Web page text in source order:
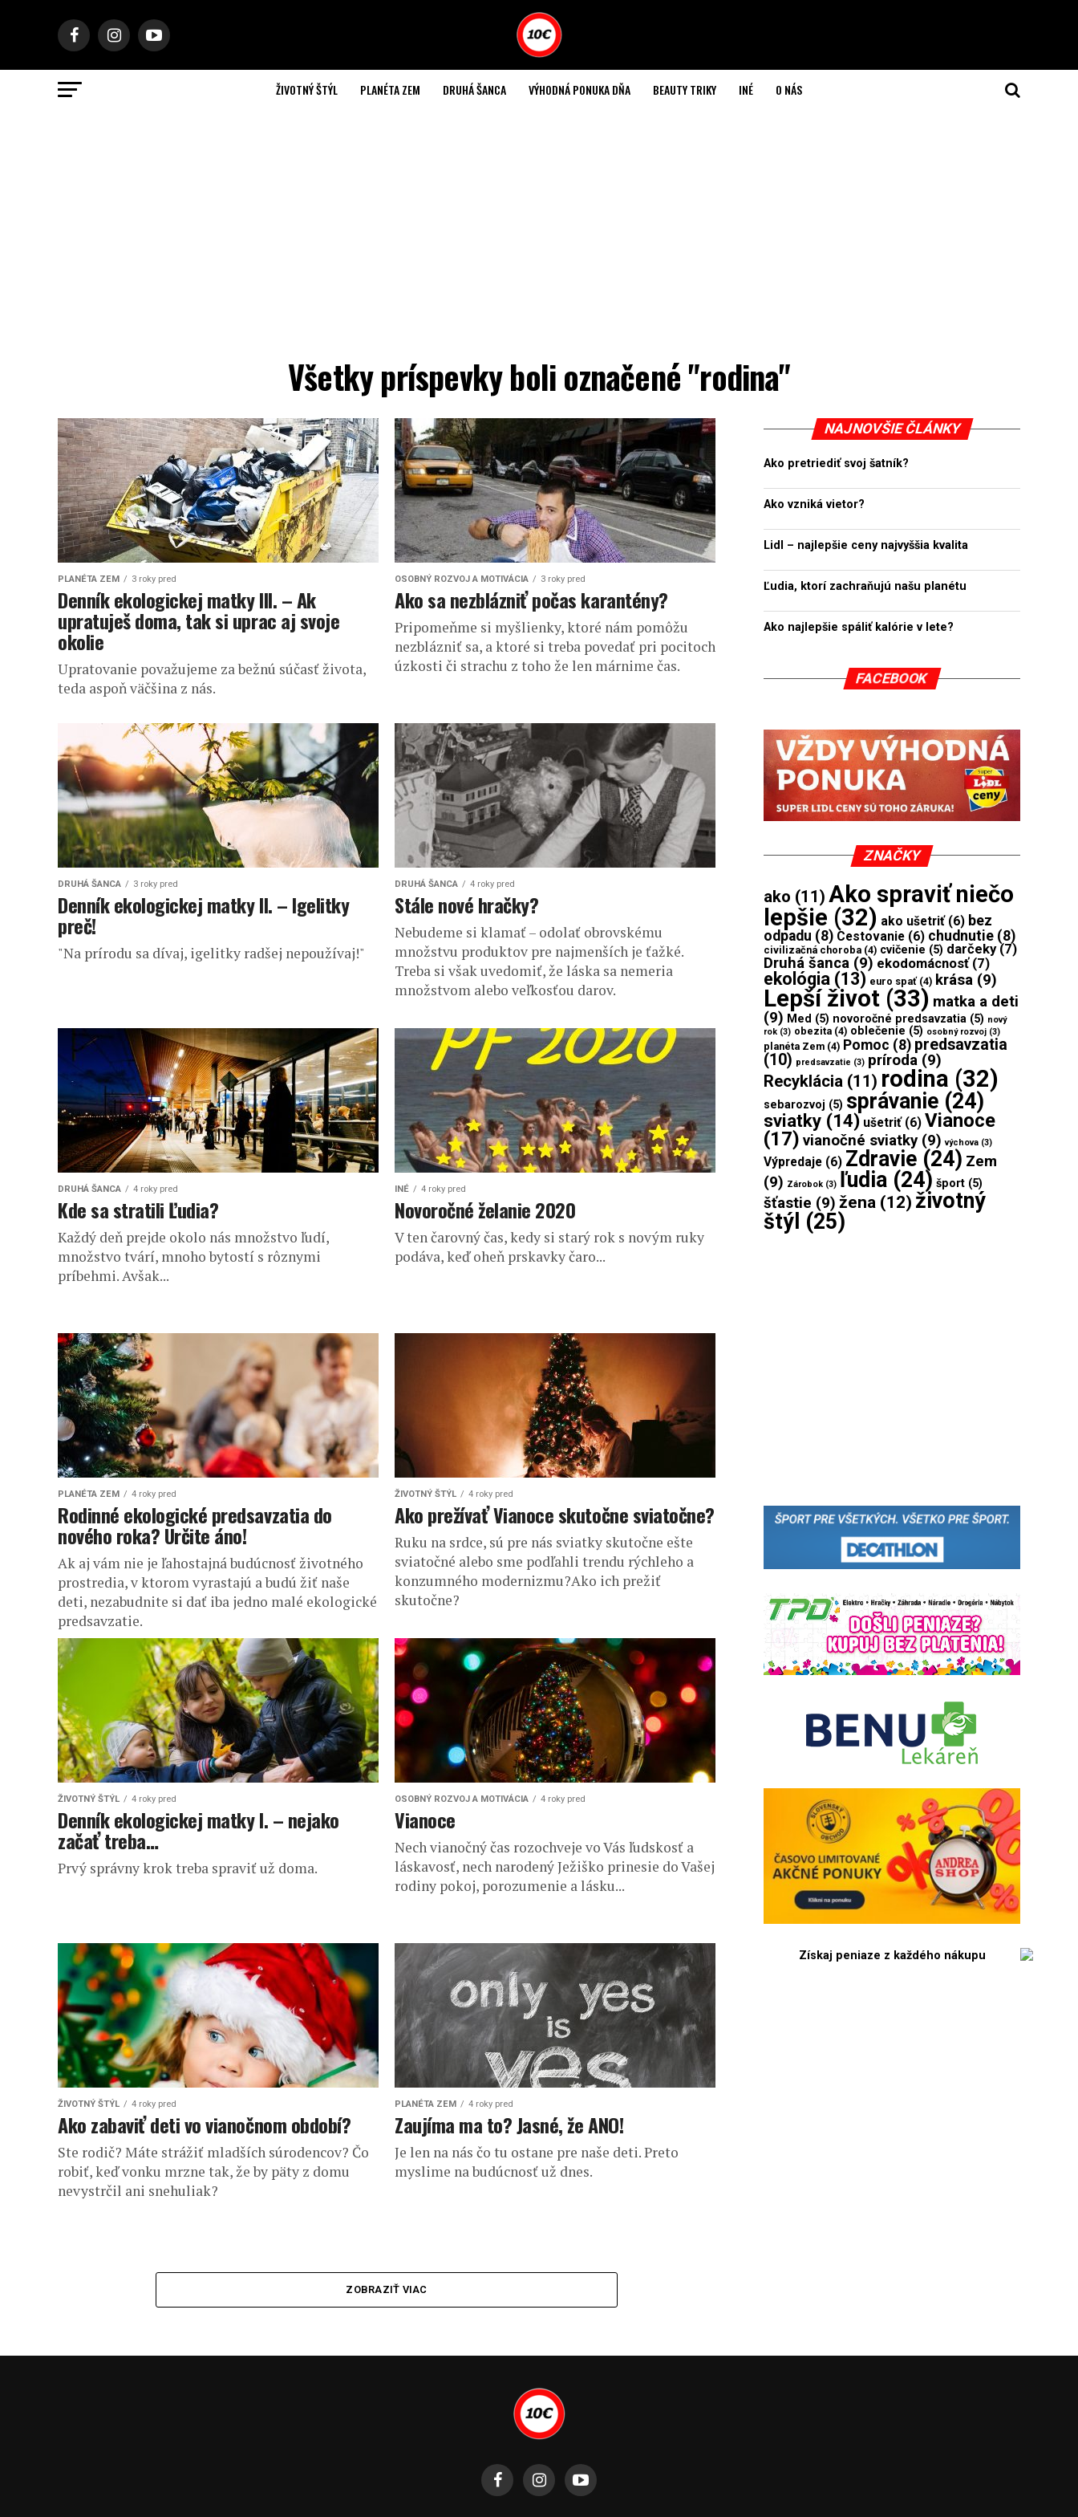
ŽIVOTNÝ ŠTÝL PLANÉTA ZEM DRUHÁ ŠANCA VÝHODNÁ PONUKA DŇA BEAUTY TRIKY INÉ O NÁS
Všetky príspevky boli označené "rodina"
PLANÉTA ZEM 3 roky pred
Denník ekologickej matky III. – Ak
upratuješ doma, tak si uprac aj svoje
okolie
Upratovanie považujeme za bežnú súčasť života,
teda aspoň väčšina z nás.
OSOBNÝ ROZVOJ A MOTIVÁCIA 3 roky pred
Ako sa nezblázniť počas karantény?
Pripomeňme si myšlienky, ktoré nám pomôžu
nezblázniť sa, a ktoré si treba povedať pri pocitoch
úzkosti či strachu z toho že len márnime čas.
DRUHÁ ŠANCA 3 roky pred
Denník ekologickej matky II. – Igelitky
preč!
"Na prírodu sa dívaj, igelitky radšej nepoužívaj!"
DRUHÁ ŠANCA 4 roky pred
Stále nové hračky?
Nebudeme si klamať – odolať obrovskému
množstvu produktov pre najmenších je ťažké.
Treba si však uvedomiť, že láska sa nemeria
množstvom alebo veľkosťou darov.
DRUHÁ ŠANCA 4 roky pred
Kde sa stratili Ľudia?
Každý deň prejde okolo nás množstvo ľudí,
množstvo tvárí, mnoho bytostí s rôznymi
príbehmi. Avšak...
INÉ 4 roky pred
Novoročné želanie 2020
V ten čarovný čas, kedy si starý rok s novým ruky
podáva, keď oheň prskavky čaro...
PLANÉTA ZEM 4 roky pred
Rodinné ekologické predsavzatia do
nového roka? Určite áno!
Ak aj vám nie je ľahostajná budúcnosť životného
prostredia, v ktorom vyrastajú a budú žiť naše
deti, nezabudnite si dať iba jedno malé ekologické
predsavzatie.
ŽIVOTNÝ ŠTÝL 4 roky pred
Ako prežívať Vianoce skutočne sviatočne?
Ruku na srdce, sú pre nás sviatky skutočne ešte
sviatočné alebo sme podľahli trendu rýchleho a
konzumného modernizmu?Ako ich prežiť
skutočne?
ŽIVOTNÝ ŠTÝL 4 roky pred
Denník ekologickej matky I. – nejako
začať treba…
Prvý správny krok treba spraviť už doma.
OSOBNÝ ROZVOJ A MOTIVÁCIA 4 roky pred
Vianoce
Nech vianočný čas rozochveje vo Vás ľudskosť a
láskavosť, nech narodený Ježiško prinesie do Vašej
rodiny pokoj, porozumenie a lásku...
ŽIVOTNÝ ŠTÝL 4 roky pred
Ako zabaviť deti vo vianočnom období?
Ste rodič? Máte strážiť mladších súrodencov? Čo
robiť, keď vonku mrzne tak, že by päty z domu
nevystrčil ani snehuliak?
PLANÉTA ZEM 4 roky pred
Zaujíma ma to? Jasné, že ANO!
Je len na nás čo tu ostane pre naše deti. Preto
myslime na budúcnosť už dnes.
ZOBRAZIŤ VIAC
NAJNOVŠIE ČLÁNKY
Ako pretriediť svoj šatník?
Ako vzniká vietor?
Lidl – najlepšie ceny najvyššia kvalita
Ľudia, ktorí zachraňujú našu planétu
Ako najlepšie spáliť kalórie v lete?
FACEBOOK
ZNAČKY
ako (11) Ako spraviť niečo
lepšie (32) ako ušetriť(6) bez
odpadu (8) Cestovanie (6) chudnutie (8)
civilizačná choroba (4) cvičenie (5) darčeky(7)
Druhá šanca (9) ekodomácnosť(7)
ekológia (13) euro spať(4) krása (9)
Lepší život (33) matka a deti
(9) Med (5) novoročné predsavzatia (5) nový
rok (3) obezita (4) oblečenie (5) osobný rozvoj (3)
planéta Zem (4) Pomoc (8) predsavzatia
(10) predsavzatie (3) príroda (9)
Recyklácia (11) rodina (32)
sebarozvoj (5) správanie (24)
sviatky (14) ušetriť(6) Vianoce
(17) vianočné sviatky(9) výchova (3)
Výpredaje (6) Zdravie (24) Zem
(9) Zárobok (3) ľudia (24) šport (5)
šťastie (9) žena (12) životný
štýl (25)
Získaj peniaze z každého nákupu